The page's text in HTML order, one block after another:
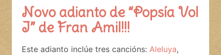
Novo adianto de “Popsía Vol
I” de Fran Amil!!!
Este adianto inclúe tres cancións: Aleluya,